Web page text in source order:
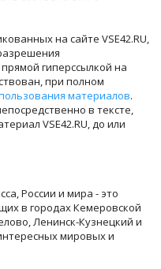
на сайте VSE42.RU,
гиперссылкой на
при полном
материалов.
в тексте,
VSE42.RU, до или
России и мира - это
в городах Кемеровской
Ленинск-Кузнецкий и
мировых и